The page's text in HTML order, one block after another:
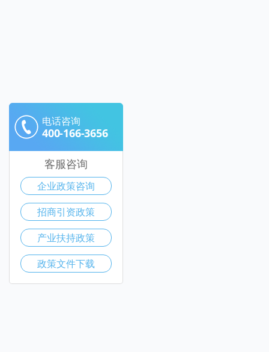
电话咨询
400-166-3656
客服咨询
企业政策咨询
招商引资政策
产业扶持政策
政策文件下载